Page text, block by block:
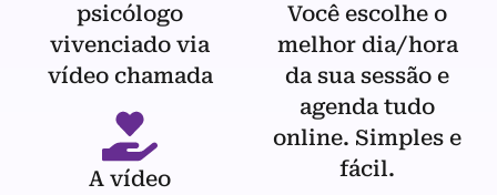
psicólogo
vivenciado via
vídeo chamada
A vídeo
Você escolhe o
melhor dia/hora
da sua sessão e
agenda tudo
online. Simples e
fácil.